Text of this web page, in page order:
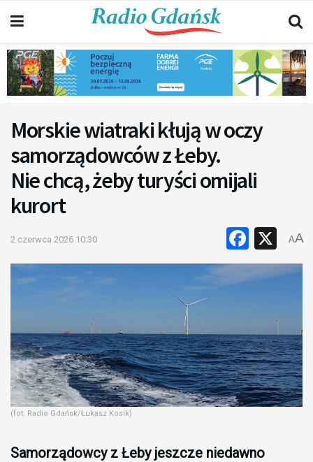
Morskie wiatraki kłują w oczy
samorządowców z Łeby.
Nie chcą, żeby turyści omijali
kurort
2 czerwca 2026 10:30 X
AA
(fot. Radio Gdańsk/Łukasz Kosik)
Samorządowcy z Łeby jeszcze niedawno